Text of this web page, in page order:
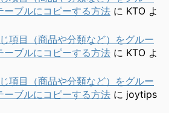
ーブルにコピーする方法 に KTO よ
項目（商品や分類など）をグルー
ーブルにコピーする方法 に KTO よ
項目（商品や分類など）をグルー
ーブルにコピーする方法 に joytips